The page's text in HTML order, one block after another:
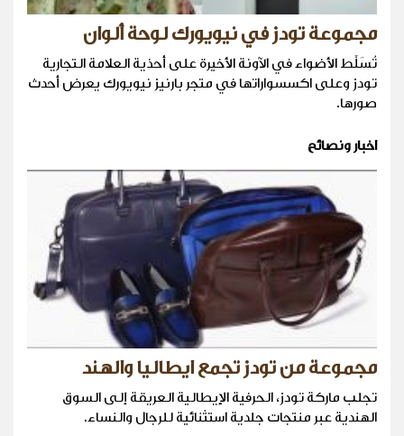
مجموعة تودز في نيويورك لوحة ألوان
تُسَلَّط الأضواء في الآونة الأخيرة على أحذية العلامة التجارية
تودز وعلى اكسسواراتها في متجر بارنيز نيويورك يعرض أحدث
صورها.
اخبار ونصائح
مجموعة من تودز تجمع ايطاليا والهند
تجلب ماركة تودز، الحرفية الإيطالية العريقة إلى السوق
الهندية عبر منتجات جلدية استثنائية للرجال والنساء.